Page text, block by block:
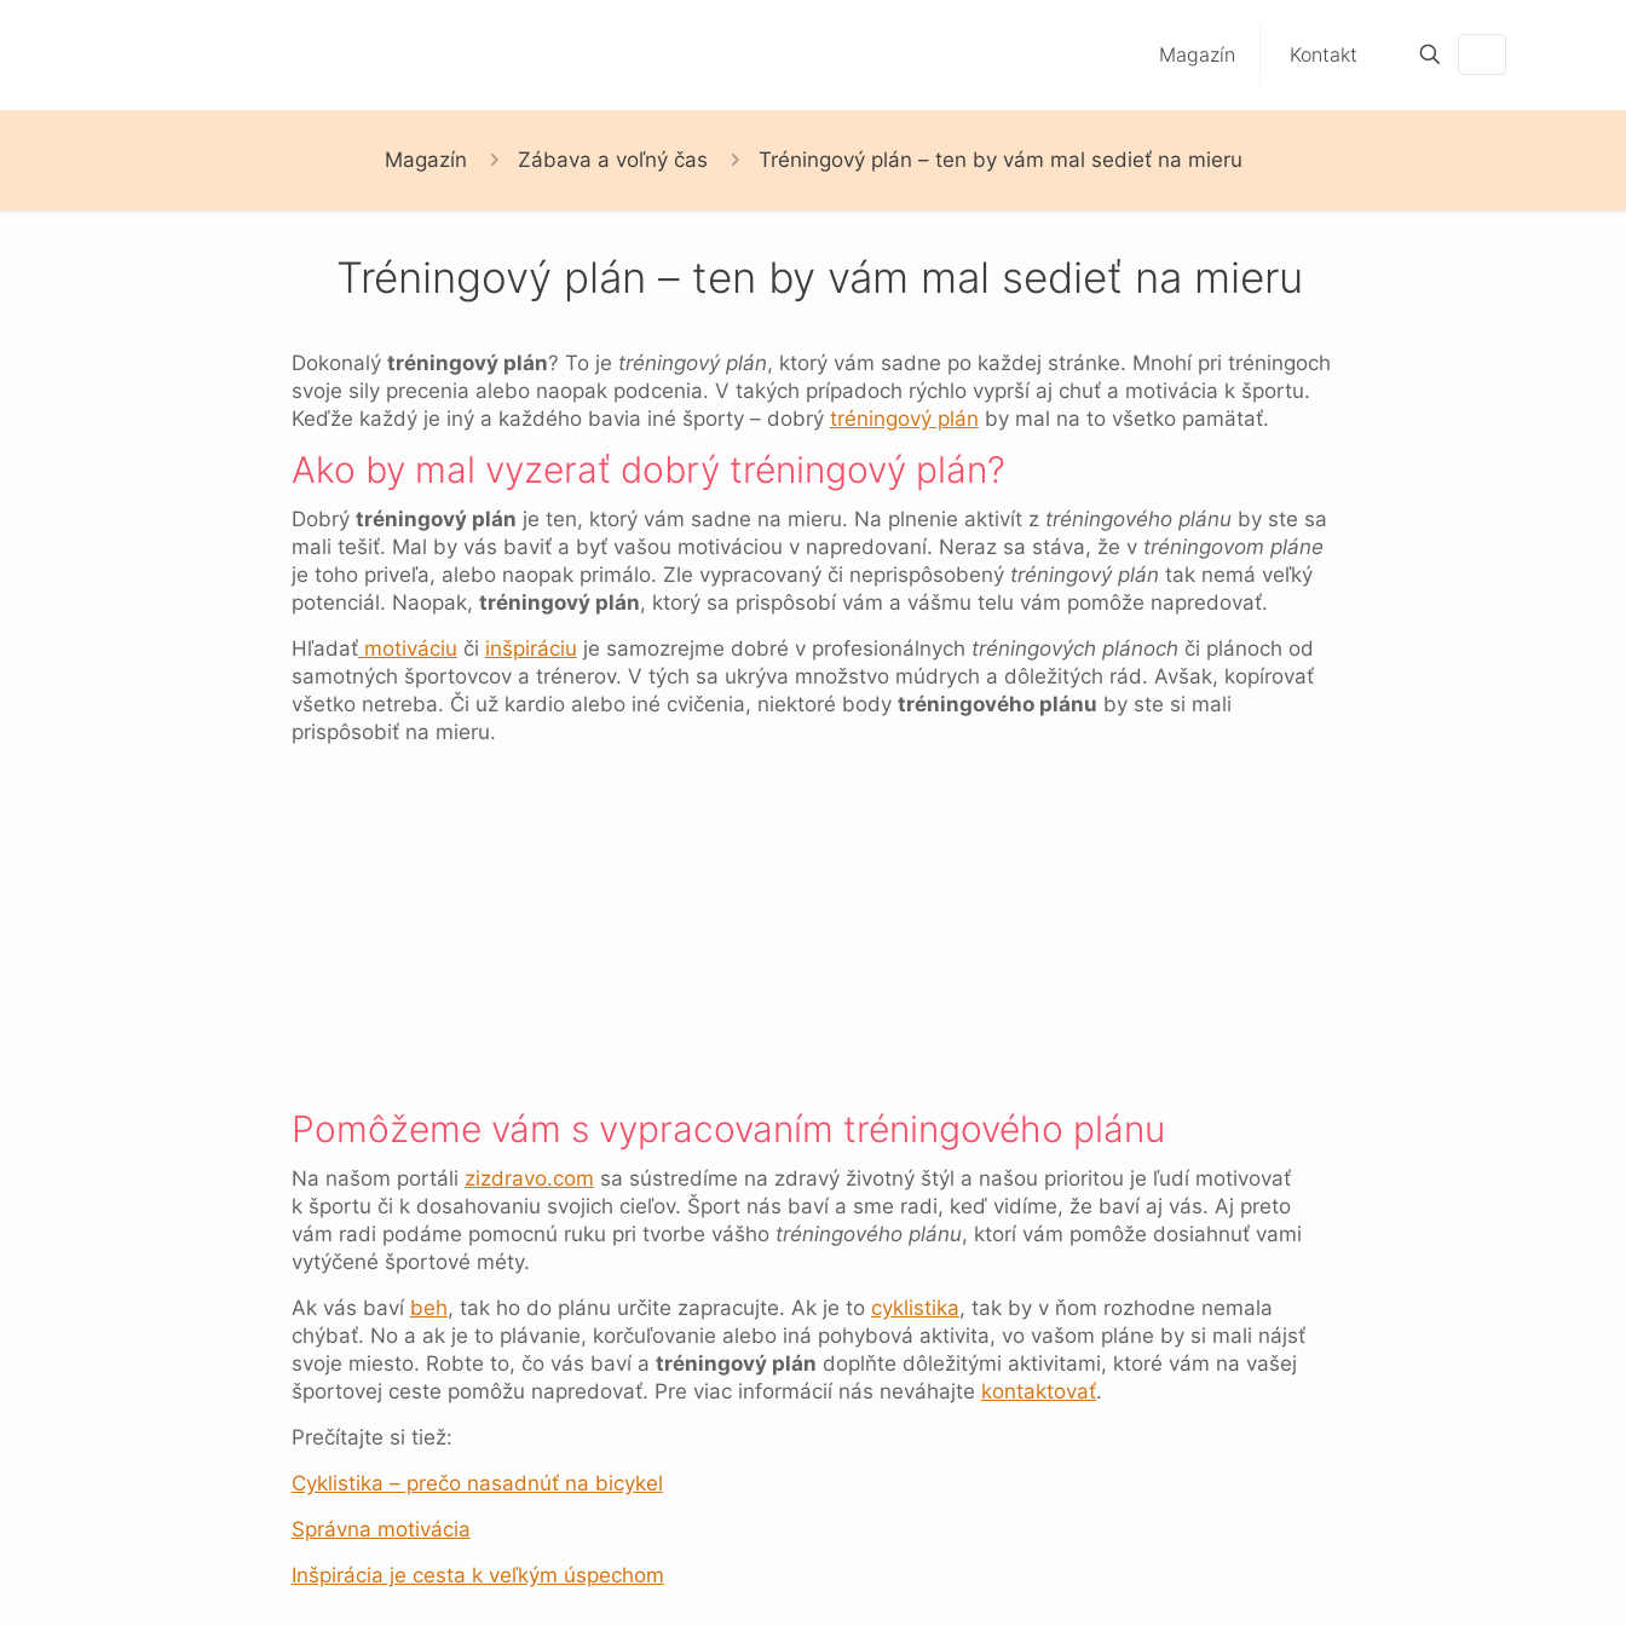
Magazín Kontakt
Magazín Zábava a voľný čas Tréningový plán – ten by vám mal sedieť na mieru
Tréningový plán – ten by vám mal sedieť na mieru
Dokonalý tréningový plán? To je tréningový plán, ktorý vám sadne po každej stránke. Mnohí pri tréningoch
svoje sily precenia alebo naopak podcenia. V takých prípadoch rýchlo vyprší aj chuť a motivácia k športu.
Keďže každý je iný a každého bavia iné športy – dobrý tréningový plán by mal na to všetko pamätať.
Ako by mal vyzerať dobrý tréningový plán?
Dobrý tréningový plán je ten, ktorý vám sadne na mieru. Na plnenie aktivít z tréningového plánuby ste sa
mali tešiť. Mal by vás baviť a byť vašou motiváciou v napredovaní. Neraz sa stáva, že v tréningovom pláne
je toho priveľa, alebo naopak primálo. Zle vypracovaný či neprispôsobený tréningový plán tak nemá veľký
potenciál. Naopak, tréningový plán, ktorý sa prispôsobí vám a vášmu telu vám pomôže napredovať.
Hľadaťmotiváciu či inšpiráciu je samozrejme dobré v profesionálnych tréningových plánoch či plánoch od
samotných športovcov a trénerov. V tých sa ukrýva množstvo múdrych a dôležitých rád. Avšak, kopírovať
všetko netreba. Či už kardio alebo iné cvičenia, niektoré body tréningového plánu by ste si mali
prispôsobiť na mieru.
Pomôžeme vám s vypracovaním tréningového plánu
Na našom portáli zizdravo.com sa sústredíme na zdravý životný štýl a našou prioritou je ľudí motivovať
k športu či k dosahovaniu svojich cieľov. Šport nás baví a sme radi, keď vidíme, že baví aj vás. Aj preto
vám radi podáme pomocnú ruku pri tvorbe vášho tréningového plánu, ktorí vám pomôže dosiahnuť vami
vytýčené športové méty.
Ak vás baví beh, tak ho do plánu určite zapracujte. Ak je to cyklistika, tak by v ňom rozhodne nemala
chýbať. No a ak je to plávanie, korčuľovanie alebo iná pohybová aktivita, vo vašom pláne by si mali nájsť
svoje miesto. Robte to, čo vás baví a tréningový plán doplňte dôležitými aktivitami, ktoré vám na vašej
športovej ceste pomôžu napredovať. Pre viac informácií nás neváhajte kontaktovať.
Prečítajte si tiež:
Cyklistika – prečo nasadnúť na bicykel
Správna motivácia
Inšpirácia je cesta k veľkým úspechom